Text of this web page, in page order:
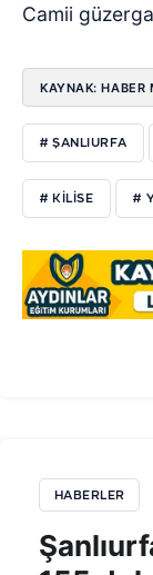
Camii
KAYNAK: HABER
# ŞANLIURFA
# KİLİSE #
HABERLER